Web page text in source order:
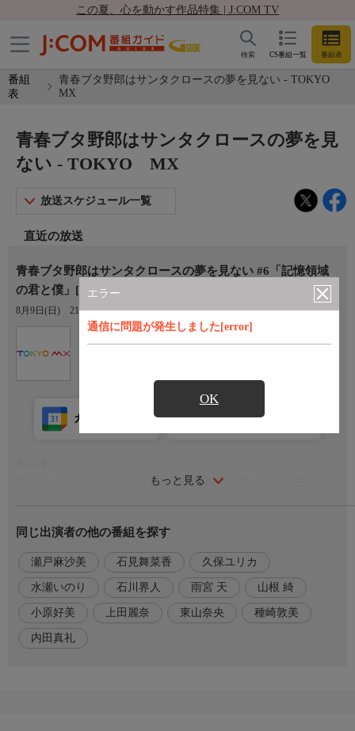
この夏、心を動かす作品特集 | J:COM TV
CS番組一覧 番組表
検索
番組
表
青春ブタ野郎はサンタクロースの夢を見ない - TOKYO
MX
エラー
通信に問題が発生しました[error]
OK
青春ブタ野郎はサンタクロースの夢を見
ない - TOKYO MX
放送スケジュール一覧
直近の放送
青春ブタ野郎はサンタクロースの夢を見ない #6「記憶領域
の君と僕」[再]
8月9日(日) 21:30〜22:00
Ch.9
TOKYO MX
もっと見る
カレンダー登録 アプリ視聴
ポルターガイストのような現象に襲われた郁実。思春期症候群か
のことを思い出すのが先か、彼女が咲太のことを忘れるのが先
か、という勝負を提案する。
郁実の言葉の真意を考えていた咲太は、梓川花楓のアルバイトの
様子を見に来ていたスクールカウンセラーの友部美和子から郁実
の話を聞く。
出演者
同じ出演者の他の番組を探す
瀬戸麻沙美 石見舞菜香 久保ユリカ
水瀬いのり 石川界人 雨宮 天 山根 綺
小原好美 上田麗奈 東山奈央 種崎敦美
内田真礼